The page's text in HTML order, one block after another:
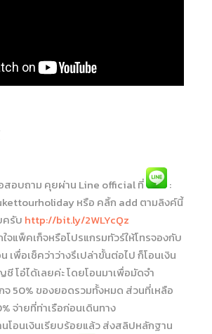
อบถาม คุยผ่าน Line official ที่
:
หรือ คลิ้ก add ตามลิงค์นี้
ครับ http://bit.ly/2WLYcQz
ใจแพ็คเก็จหรือโปรแกรมทัวร์ให้โทรจองกับ
เพื่อเช็คว่าว่างรึเปล่าขั้นต่อไป ก็โอนเงิน
ชี โอ๋ได้เลยค่ะ โดยโอนมาเพื่อมัดจำ
จ 50% ของยอดรวมทั้งหมด ส่วนที่เหลือ
จ่ายที่ท่าเรือก่อนเดินทาง
นโอนเงินเรียบร้อยแล้ว ส่งสลิปหลักฐาน